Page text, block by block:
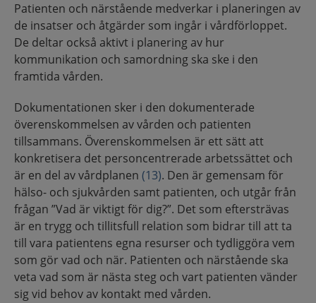
Patienten och närstående medverkar i planeringen av
de insatser och åtgärder som ingår i vårdförloppet.
De deltar också aktivt i planering av hur
kommunikation och samordning ska ske i den
framtida vården.
Dokumentationen sker i den dokumenterade
överenskommelsen av vården och patienten
tillsammans. Överenskommelsen är ett sätt att
konkretisera det personcentrerade arbetssättet och
är en del av vårdplanen (13). Den är gemensam för
hälso- och sjukvården samt patienten, och utgår från
frågan ”Vad är viktigt för dig?”. Det som eftersträvas
är en trygg och tillitsfull relation som bidrar till att ta
till vara patientens egna resurser och tydliggöra vem
som gör vad och när. Patienten och närstående ska
veta vad som är nästa steg och vart patienten vänder
sig vid behov av kontakt med vården.